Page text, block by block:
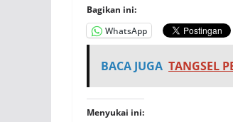
Bagikan ini:
WhatsApp
BACA JUGA TANGSEL
Menyukai ini: